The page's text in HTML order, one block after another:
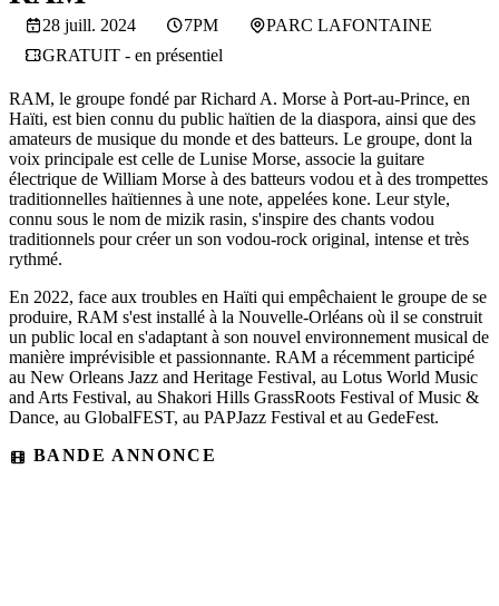
28 juill. 2024 7PM
PARC LAFONTAINE
GRATUIT - en présentiel
RAM, le groupe fondé par Richard A. Morse à Port-au-Prince, en
Haïti, est bien connu du public haïtien de la diaspora, ainsi que des
amateurs de musique du monde et des batteurs. Le groupe, dont la
voix principale est celle de Lunise Morse, associe la guitare
électrique de William Morse à des batteurs vodou et à des trompettes
traditionnelles haïtiennes à une note, appelées kone. Leur style,
connu sous le nom de mizik rasin, s'inspire des chants vodou
traditionnels pour créer un son vodou-rock original, intense et très
rythmé.
En 2022, face aux troubles en Haïti qui empêchaient le groupe de se
produire, RAM s'est installé à la Nouvelle-Orléans où il se construit
un public local en s'adaptant à son nouvel environnement musical de
manière imprévisible et passionnante. RAM a récemment participé
au New Orleans Jazz and Heritage Festival, au Lotus World Music
and Arts Festival, au Shakori Hills GrassRoots Festival of Music &
Dance, au GlobalFEST, au PAPJazz Festival et au GedeFest.
BANDE ANNONCE